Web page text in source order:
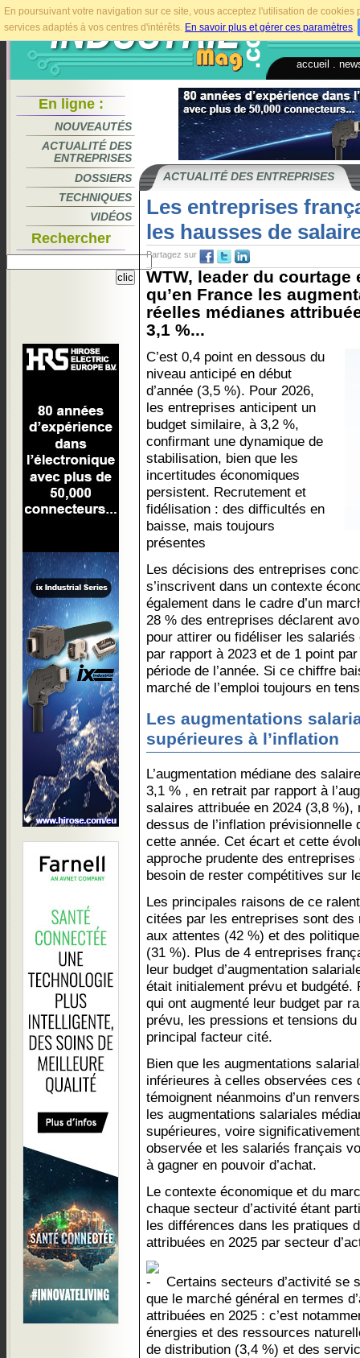
En poursuivant votre navigation sur ce site, vous acceptez l'utilisation de
services adaptés à vos centres d'intérêts. En savoir plus et gérer ces paramètres.
accueil
En ligne :
NOUVEAUTÉS
ACTUALITÉ DES
ENTREPRISES
DOSSIERS
TECHNIQUES
VIDÉOS
Rechercher
ACTUALITÉ DES ENTREPRISES
Les entreprises
les hausses de
Partagez sur
WTW, leader du
qu’en France les
réelles médianes
3,1 %...
C’est 0,4 point en dessous du
niveau anticipé en début
d’année (3,5 %). Pour 2026,
les entreprises anticipent un
budget similaire, à 3,2 %,
confirmant une dynamique de
stabilisation, bien que les
incertitudes économiques
persistent. Recrutement et
fidélisation : des difficultés en
baisse, mais toujours
présentes
Les décisions des entreprises
s’inscrivent dans un contexte
également dans le cadre d’un
28 % des entreprises déclarent
pour attirer ou fidéliser les
par rapport à 2023 et de 1 point
période de l’année. Si ce chiffre
marché de l’emploi toujours en
Les augmentations
supérieures à l’inflation
L’augmentation médiane des
3,1 % , en retrait par rapport à
salaires attribuée en 2024 (3,8
dessus de l’inflation
cette année. Cet écart et cette
approche prudente des
besoin de rester compétitives sur
Les principales raisons de ce
citées par les entreprises sont
aux attentes (42 %) et des
(31 %). Plus de 4 entreprises
leur budget d’augmentation
était initialement prévu et
qui ont augmenté leur budget par
prévu, les pressions et tensions
principal facteur cité.
Bien que les augmentations
inférieures à celles observées ces
témoignent néanmoins d’un
les augmentations salariales
supérieures, voire
observée et les salariés français
à gagner en pouvoir d’achat.
Le contexte économique et du
chaque secteur d’activité étant
les différences dans les pratiques
attribuées en 2025 par secteur
Certains secteurs d’activité se
que le marché général en termes
attribuées en 2025 : c’est
énergies et des ressources
de distribution (3,4 %) et des